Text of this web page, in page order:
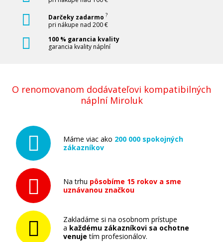
Darčeky zadarmo ?
pri nákupe nad 200 €
100 % garancia kvality
garancia kvality náplní
O renomovanom dodávateľovi kompatibilných
náplní Miroluk
Máme viac ako 200 000 spokojných
zákazníkov
Na trhu pôsobíme 15 rokov a sme
uznávanou značkou
Zakladáme si na osobnom prístupe
a každému zákazníkovi sa ochotne
venuje tím profesionálov.